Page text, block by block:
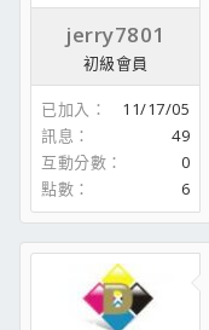
jerry7801
初級會員
已加入
11/17/05
訊息
49
互動分數
0
點數
6